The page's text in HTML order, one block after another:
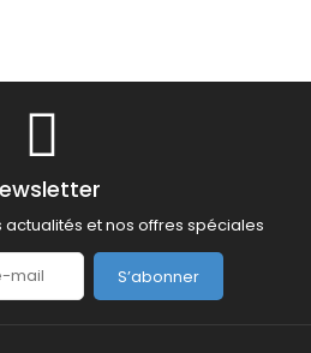
et nos offres spéciales
S’abonner